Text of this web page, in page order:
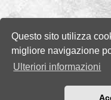
Questo sito utilizza
migliore navigazione
Ulteriori informazioni